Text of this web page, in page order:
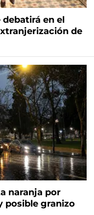
en el
de
naranja por
posible granizo